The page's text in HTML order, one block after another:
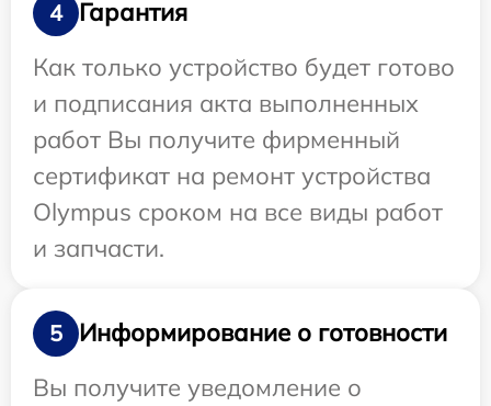
4
Гарантия
Как только устройство будет готово
и подписания акта выполненных
работ Вы получите фирменный
сертификат на ремонт устройства
Olympus сроком на все виды работ
и запчасти.
5
Информирование о готовности
Вы получите уведомление о